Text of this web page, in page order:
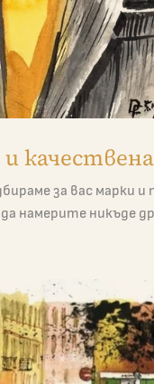
за вас марки
намерите никъде